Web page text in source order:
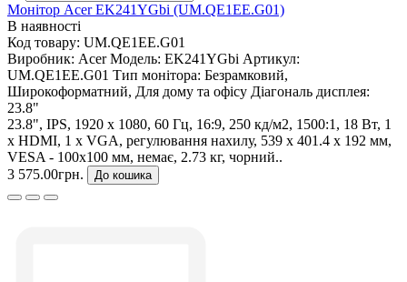
Монітор Acer EK241YGbi (UM.QE1EE.G01)
В наявності
Код товару: UM.QE1EE.G01
Виробник: Acer Модель: EK241YGbi Артикул:
UM.QE1EE.G01 Тип монітора: Безрамковий,
Широкоформатний, Для дому та офісу Діагональ дисплея:
23.8"
23.8", IPS, 1920 x 1080, 60 Гц, 16:9, 250 кд/м2, 1500:1, 18 Вт, 1
х HDMI, 1 х VGA, регулювання нахилу, 539 x 401.4 x 192 мм,
VESA - 100x100 мм, немає, 2.73 кг, чорний..
3 575.00грн.
До кошика